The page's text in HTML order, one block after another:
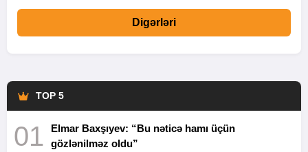
Digərləri
TOP 5
01
Elmar Baxşıyev: “Bu nəticə hamı üçün
gözlənilməz oldu”